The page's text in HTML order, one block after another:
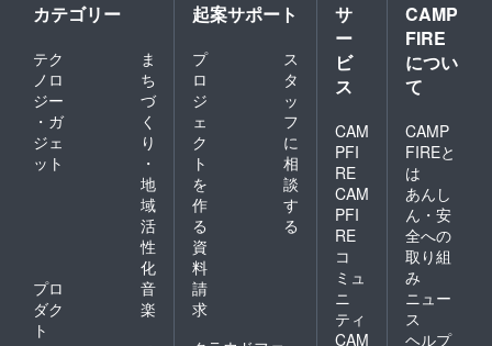
カテゴリー
テク
ノロ
ジー
・ガ
ジェ
ット
ま
ち
づ
く
り
・
地
域
活
性
化
プロ
ダク
ト
音
楽
起案サポート
プ
ロ
ジ
ェ
ク
ト
を
作
る
ス
タ
ッ
フ
に
相
談
す
る
資
料
請
求
サ
ー
ビ
ス
CAM
PFI
RE
CAM
PFI
RE
コ
ミュ
ニ
ティ
CAM
CAMP
FIRE
につい
て
CAMP
FIREと
は
あんし
ん・安
全への
取り組
み
ニュー
ス
ヘルプ